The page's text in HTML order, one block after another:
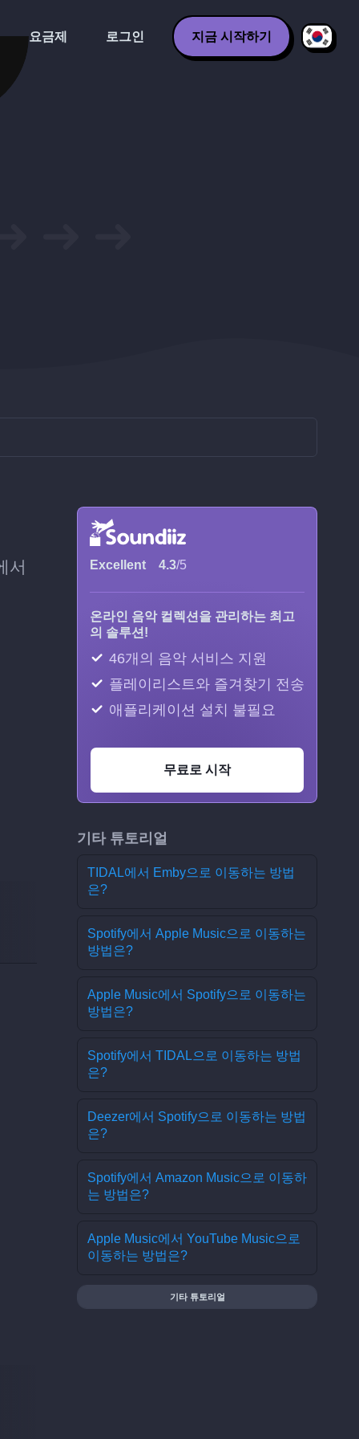
요금제 로그인 지금 시작하기
서 Excellent 4.3/5
온라인 음악 컬렉션을 관리하는 최고
의 솔루션!
46개의 음악 서비스 지원
플레이리스트와 즐겨찾기 전송
애플리케이션 설치 불필요
무료로 시작
기타 튜토리얼
TIDAL에서 Emby으로 이동하는 방법
은?
Spotify에서 Apple Music으로 이동하는
방법은?
Apple Music에서 Spotify으로 이동하는
방법은?
Spotify에서 TIDAL으로 이동하는 방법
은?
Deezer에서 Spotify으로 이동하는 방법
은?
Spotify에서 Amazon Music으로 이동하
는 방법은?
Apple Music에서 YouTube Music으로
이동하는 방법은?
기타 튜토리얼